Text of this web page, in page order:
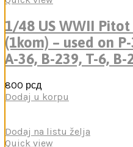
1/48 US WWII Pitot
(1kom) – used on
A-36, B-239, T-6,
800 рсд
Dodaj u korpu
Dodaj na listu želja
Quick view